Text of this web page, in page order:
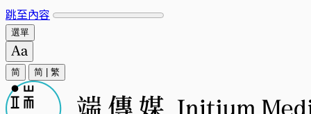
跳至內容
選單
简 简 繁